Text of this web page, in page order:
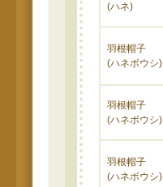
(ハネ)
羽根帽子
(ハネボウシ)
羽根帽子
(ハネボウシ)
羽根帽子
(ハネボウシ)